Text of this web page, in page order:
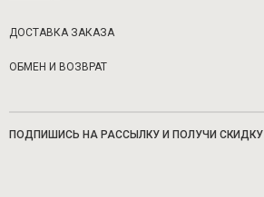
ДОСТАВКА ЗАКАЗА
ОБМЕН И ВОЗВРАТ
ПОДПИШИСЬ НА РАССЫЛКУ И ПОЛУЧИ СКИДКУ